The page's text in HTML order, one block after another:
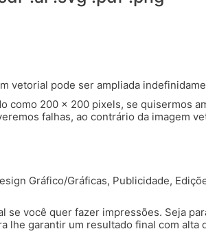
vetorial pode ser ampliada
como 200 x 200 pixels, se quisermos
falhas, ao contrário da imagem
Gráfico/Gráficas, Publicidade,
se você quer fazer impressões. Seja
lhe garantir um resultado final com alta